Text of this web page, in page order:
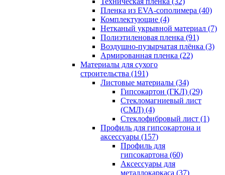
Пленка из EVA-сополимера (40)
Комплектующие (4)
Нетканый укрывной материал (7)
Полиэтиленовая пленка (91)
Воздушно-пузырчатая плёнка (3)
Армированная пленка (22)
Материалы для сухого
строительства (191)
Листовые материалы (34)
Гипсокартон (ГКЛ) (29)
Стекломагниевый лист
(СМЛ) (4)
Cтеклофибровый лист (1)
Профиль для гипсокартона и
аксессуары (157)
Профиль для
гипсокартона (60)
Аксессуары для
металлокаркаса (37)